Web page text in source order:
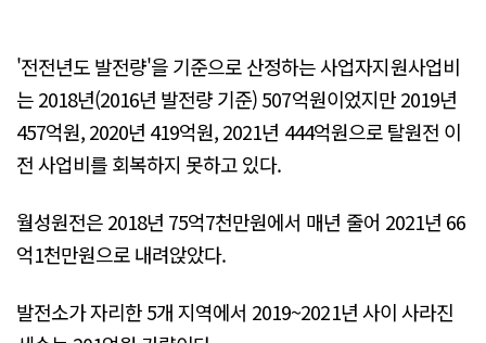
'전전년도 발전량'을 기준으로 산정하는 사업자지원사업비
는 2018년(2016년 발전량 기준) 507억원이었지만 2019년
457억원, 2020년 419억원, 2021년 444억원으로 탈원전 이
전 사업비를 회복하지 못하고 있다.
월성원전은 2018년 75억7천만원에서 매년 줄어 2021년 66
억1천만원으로 내려앉았다.
발전소가 자리한 5개 지역에서 2019~2021년 사이 사라진